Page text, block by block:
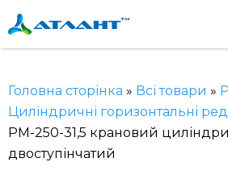
Головна сторінка » Всі товари »
Циліндричні горизонтальні
РМ-250-31,5 крановий
двоступінчатий